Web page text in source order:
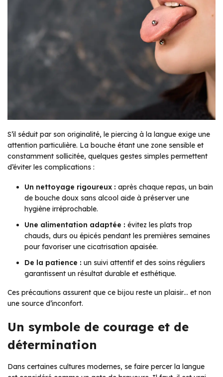
S’il séduit par son originalité, le piercing à la langue exige une
attention particulière. La bouche étant une zone sensible et
constamment sollicitée, quelques gestes simples permettent
d’éviter les complications :
Un nettoyage rigoureux : après chaque repas, un bain
de bouche doux sans alcool aide à préserver une
hygiène irréprochable.
Une alimentation adaptée : évitez les plats trop
chauds, durs ou épicés pendant les premières semaines
pour favoriser une cicatrisation apaisée.
De la patience : un suivi attentif et des soins réguliers
garantissent un résultat durable et esthétique.
Ces précautions assurent que ce bijou reste un plaisir… et non
une source d’inconfort.
Un symbole de courage et de
détermination
Dans certaines cultures modernes, se faire percer la langue